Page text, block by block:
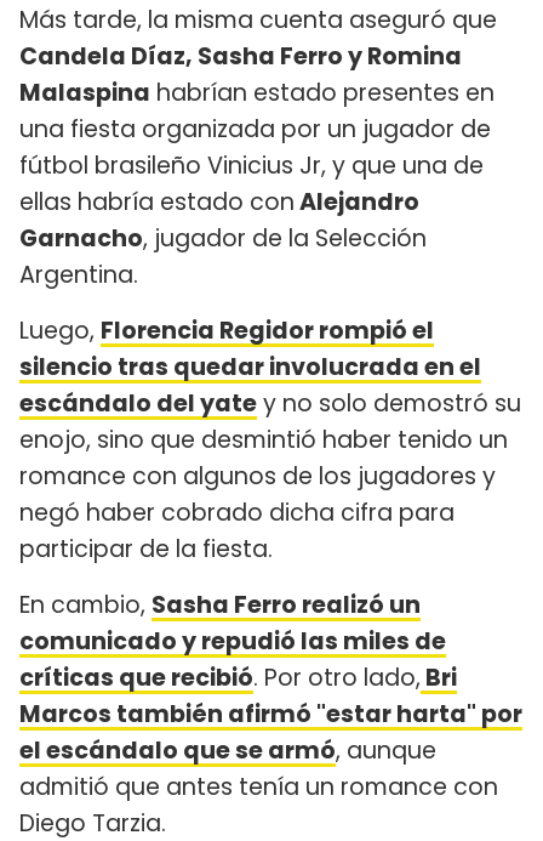
Más tarde, la misma cuenta aseguró que
Candela Díaz, Sasha Ferro y Romina
Malaspina habrían estado presentes en
una fiesta organizada por un jugador de
fútbol brasileño Vinicius Jr, y que una de
ellas habría estado conAlejandro
Garnacho, jugador de la Selección
Argentina.
Luego, Florencia Regidor rompió el
silencio tras quedar involucrada en el
escándalo del yatey no solo demostró su
enojo, sino que desmintió haber tenido un
romance con algunos de los jugadores y
negó haber cobrado dicha cifra para
participar de la fiesta.
En cambio, Sasha Ferro realizó un
comunicado y repudió las miles de
críticas que recibió. Por otro lado, Bri
Marcos también afirmó "estar harta" por
el escándalo que se armó, aunque
admitió que antes tenía un romance con
Diego Tarzia.